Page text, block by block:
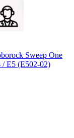
Sweep One
/ E5 (E502-02)